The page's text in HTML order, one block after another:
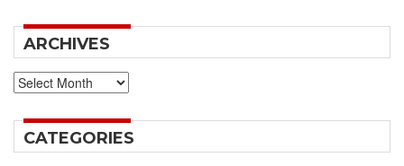
ARCHIVES
Archives
CATEGORIES